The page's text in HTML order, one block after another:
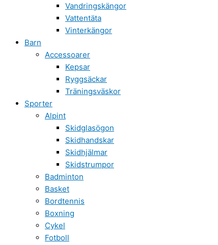
Vandringskängor
Vattentäta
Vinterkängor
Barn
Accessoarer
Kepsar
Ryggsäckar
Träningsväskor
Sporter
Alpint
Skidglasögon
Skidhandskar
Skidhjälmar
Skidstrumpor
Badminton
Basket
Bordtennis
Boxning
Cykel
Fotboll